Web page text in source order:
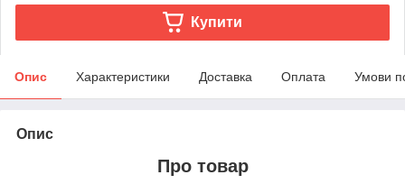
Купити
Опис Характеристики Доставка Оплата Умови
Опис
Про товар